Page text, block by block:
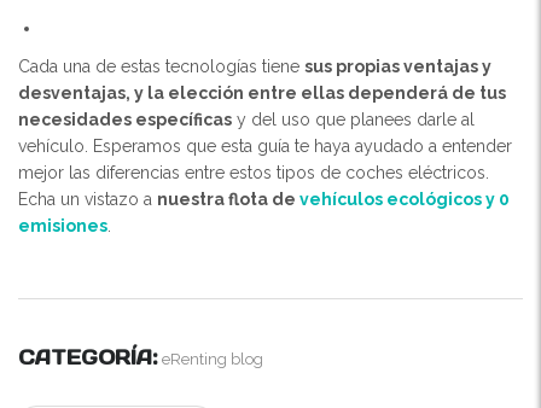
Cada una de estas tecnologías tiene sus propias ventajas y
desventajas, y la elección entre ellas dependerá de tus
necesidades específicas y del uso que planees darle al
vehículo. Esperamos que esta guía te haya ayudado a entender
mejor las diferencias entre estos tipos de coches eléctricos.
Echa un vistazo a nuestra flota de vehículos ecológicos y 0
emisiones
CATEGORÍA: eRenting blog